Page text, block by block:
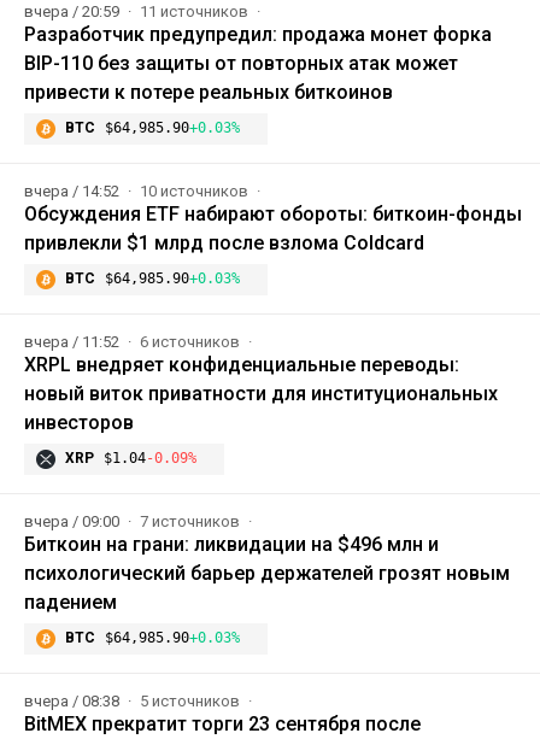
вчера / 20:59 11 источников
Разработчик предупредил: продажа монет форка
BIP-110 без защиты от повторных атак может
привести к потере реальных биткоинов
BTC $64,985.90+0.03%
вчера / 14:52 10 источников
Обсуждения ETF набирают обороты: биткоин-фонды
привлекли $1 млрд после взлома Coldcard
BTC $64,985.90+0.03%
вчера / 11:52 6 источников
XRPL внедряет конфиденциальные переводы:
новый виток приватности для институциональных
инвесторов
XRP $1.04-0.09%
вчера / 09:00 7 источников
Биткоин на грани: ликвидации на $496 млн и
психологический барьер держателей грозят новым
падением
BTC $64,985.90+0.03%
вчера / 08:38 5 источников
BitMEX прекратит торги 23 сентября после